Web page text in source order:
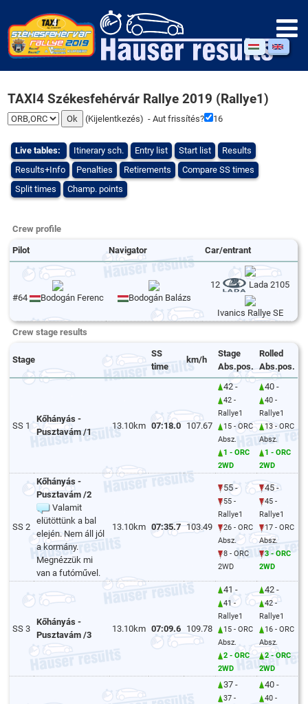
TAXI4 Székesfehérvár Rallye 2019 (Rallye1)
(Kijelentkezés) - Aut frissítés? 16
Live tables: Itinerary sch. Entry list Start list
Results
Results+Info
Penalties Retirements
Compare SS times
Split times
Champ. points
Crew profile
Pilot Navigator Car/entrant
#64 Bodogán Ferenc Bodogán Balázs
12 Lada 2105
Ivanics Rallye SE
Crew stage results
Stage
SS
time
km/h
Stage
Abs.pos.
Rolled
Abs.pos.
SS 1
Kőhányás -
Pusztavám /1
13.10km 07:18.0 107.67
42 -
42 -
Rallye1
15 - ORC
Absz.
1 - ORC
2WD
40 -
40 -
Rallye1
13 - ORC
Absz.
1 - ORC
2WD
SS 2
Kőhányás -
Pusztavám /2
Valamit
elütöttünk a bal
elején. Nem áll jól
a kormány.
Megnézzük mi
van a futóművel.
13.10km 07:35.7 103.49
55 -
55 -
Rallye1
26 - ORC
Absz.
8 - ORC
2WD
45 -
45 -
Rallye1
17 - ORC
Absz.
3 - ORC
2WD
SS 3
Kőhányás -
Pusztavám /3
13.10km 07:09.6 109.78
41 -
41 -
Rallye1
15 - ORC
Absz.
2 - ORC
2WD
42 -
42 -
Rallye1
16 - ORC
Absz.
2 - ORC
2WD
37 -
37 -
40 -
40 -